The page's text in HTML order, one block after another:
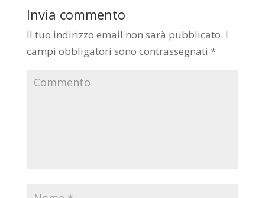
Invia commento
Il tuo indirizzo email non sarà pubblicato. I
campi obbligatori sono contrassegnati *